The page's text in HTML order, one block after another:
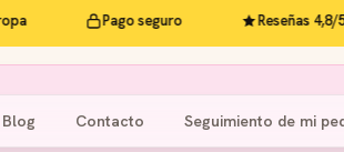
Pago seguro Reseñas 4,8/5
Blog Contacto Seguimiento de mi